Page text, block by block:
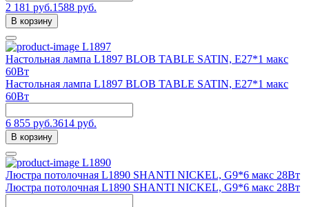
2 181 руб.1588 руб.
В корзину
L1897
Настольная лампа L1897 BLOB TABLE SATIN, E27*1 макс
60Вт
Настольная лампа L1897 BLOB TABLE SATIN, E27*1 макс
60Вт
6 855 руб.3614 руб.
В корзину
L1890
Люстра потолочная L1890 SHANTI NICKEL, G9*6 макс 28Вт
Люстра потолочная L1890 SHANTI NICKEL, G9*6 макс 28Вт